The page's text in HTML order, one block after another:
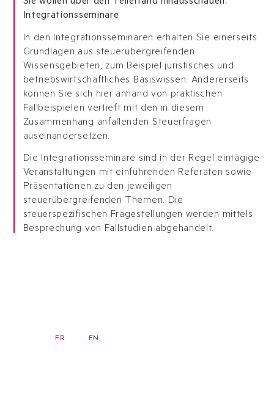
Integrationsseminare
In den Integrationsseminaren erhalten Sie einerseits
Grundlagen aus steuerübergreifenden
Wissensgebieten, zum Beispiel juristisches und
betriebswirtschaftliches Basiswissen. Andererseits
können Sie sich hier anhand von praktischen
Fallbeispielen vertieft mit den in diesem
Zusammenhang anfallenden Steuerfragen
auseinandersetzen.
Die Integrationsseminare sind in der Regel eintägige
Veranstaltungen mit einführenden Referaten sowie
Präsentationen zu den jeweiligen
steuerübergreifenden Themen. Die
steuerspezifischen Fragestellungen werden mittels
Besprechung von Fallstudien abgehandelt.
FR EN